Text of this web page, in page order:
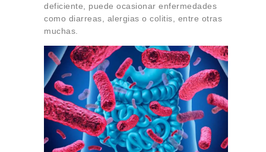
deficiente, puede ocasionar enfermedades
como diarreas, alergias o colitis, entre otras
muchas.